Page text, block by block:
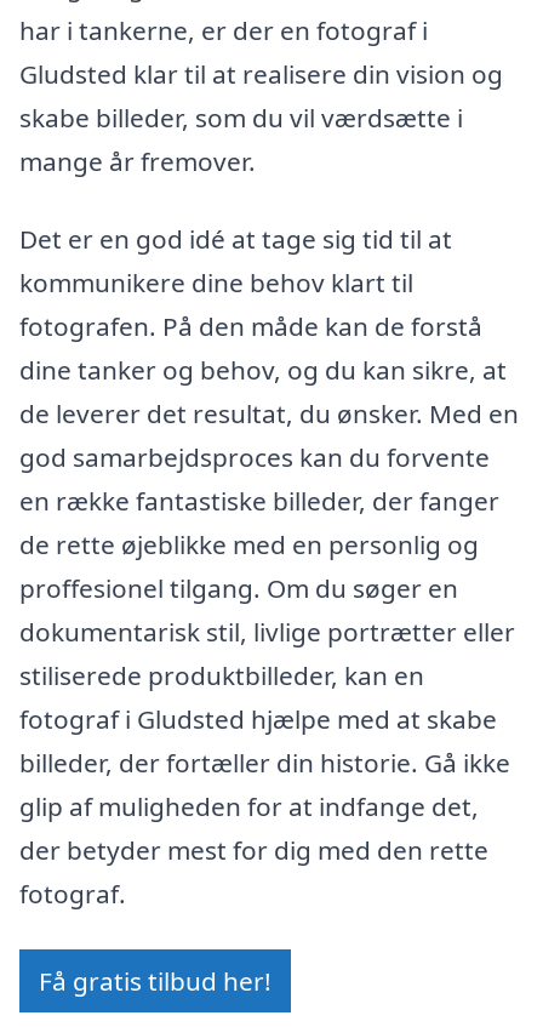
har i tankerne, er der en fotograf i
Gludsted klar til at realisere din vision og
skabe billeder, som du vil værdsætte i
mange år fremover.
Det er en god idé at tage sig tid til at
kommunikere dine behov klart til
fotografen. På den måde kan de forstå
dine tanker og behov, og du kan sikre, at
de leverer det resultat, du ønsker. Med en
god samarbejdsproces kan du forvente
en række fantastiske billeder, der fanger
de rette øjeblikke med en personlig og
proffesionel tilgang. Om du søger en
dokumentarisk stil, livlige portrætter eller
stiliserede produktbilleder, kan en
fotograf i Gludsted hjælpe med at skabe
billeder, der fortæller din historie. Gå ikke
glip af muligheden for at indfange det,
der betyder mest for dig med den rette
fotograf.
Få gratis tilbud her!